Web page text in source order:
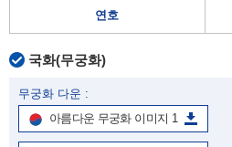
연호
국화(무궁화)
무궁화 다운 :
아름다운 무궁화 이미지 1